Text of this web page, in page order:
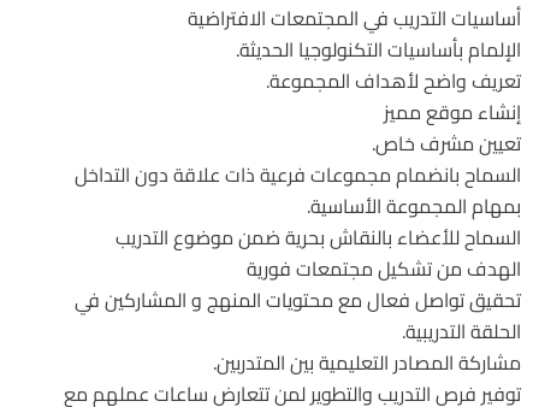
أساسيات التدريب في المجتمعات الافتراضية
الإلمام بأساسيات التكنولوجيا الحديثة.
تعريف واضح لأهداف المجموعة.
إنشاء موقع مميز
تعيين مشرف خاص.
السماح بانضمام مجموعات فرعية ذات علاقة دون التداخل
بمهام المجموعة الأساسية.
السماح للأعضاء بالنقاش بحرية ضمن موضوع التدريب
الهدف من تشكيل مجتمعات فورية
تحقيق تواصل فعال مع محتويات المنهج و المشاركين في
الحلقة التدريبية.
مشاركة المصادر التعليمية بين المتدربين.
توفير فرص التدريب والتطوير لمن تتعارض ساعات عملهم مع